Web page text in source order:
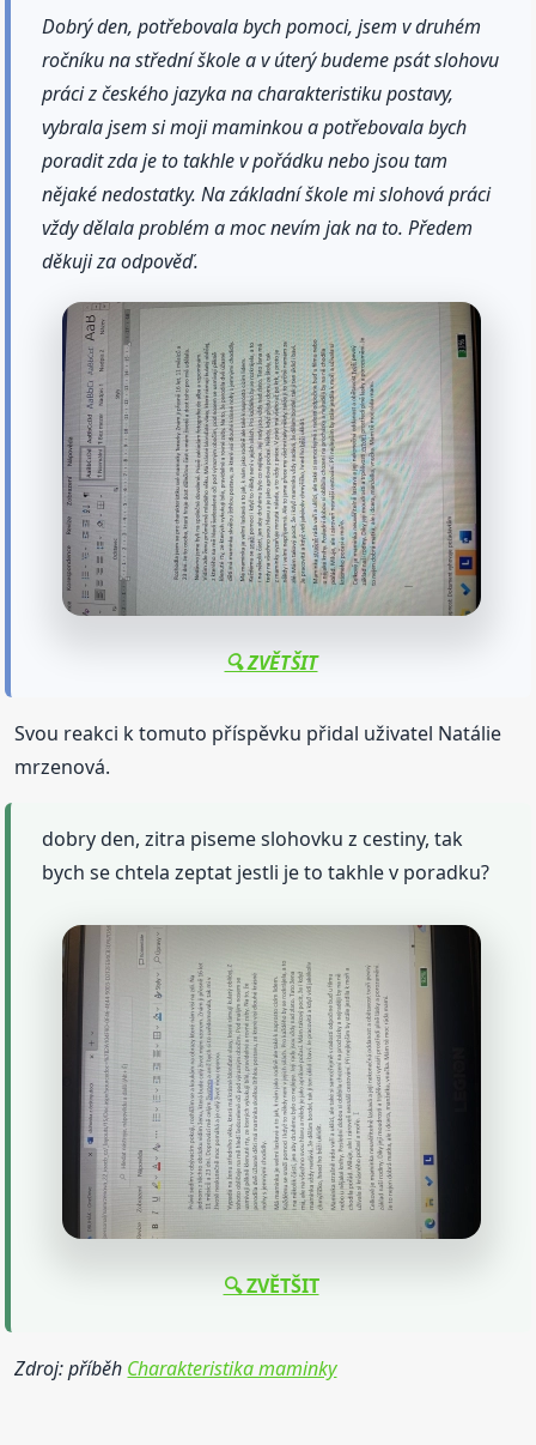
Dobrý den, potřebovala bych pomoci, jsem v druhém
ročníku na střední škole a v úterý budeme psát slohovu
práci z českého jazyka na charakteristiku postavy,
vybrala jsem si moji maminkou a potřebovala bych
poradit zda je to takhle v pořádku nebo jsou tam
nějaké nedostatky. Na základní škole mi slohová práci
vždy dělala problém a moc nevím jak na to. Předem
děkuji za odpověď.
🔍 ZVĚTŠIT
Svou reakci k tomuto příspěvku přidal uživatel Natálie
mrzenová.
dobry den, zitra piseme slohovku z cestiny, tak
bych se chtela zeptat jestli je to takhle v poradku?
🔍 ZVĚTŠIT
Zdroj: příběh Charakteristika maminky